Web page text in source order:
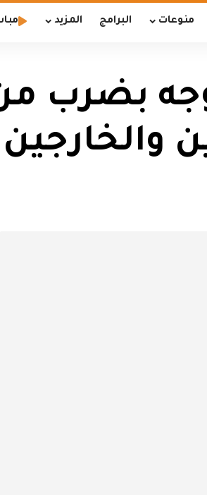
منوعات البرامج المزيد
بضرب